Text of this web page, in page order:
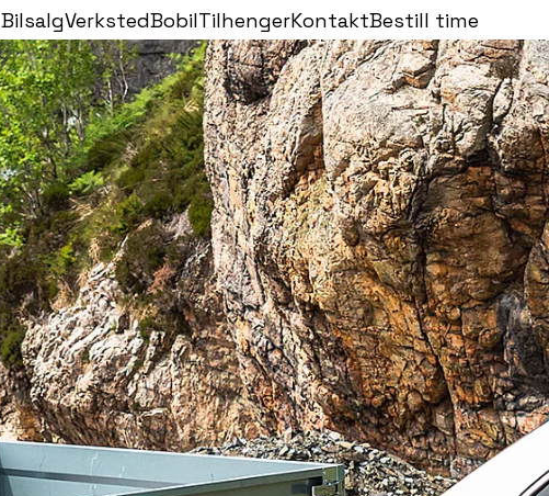
BilsalgVerkstedBobilTilhengerKontaktBestill time